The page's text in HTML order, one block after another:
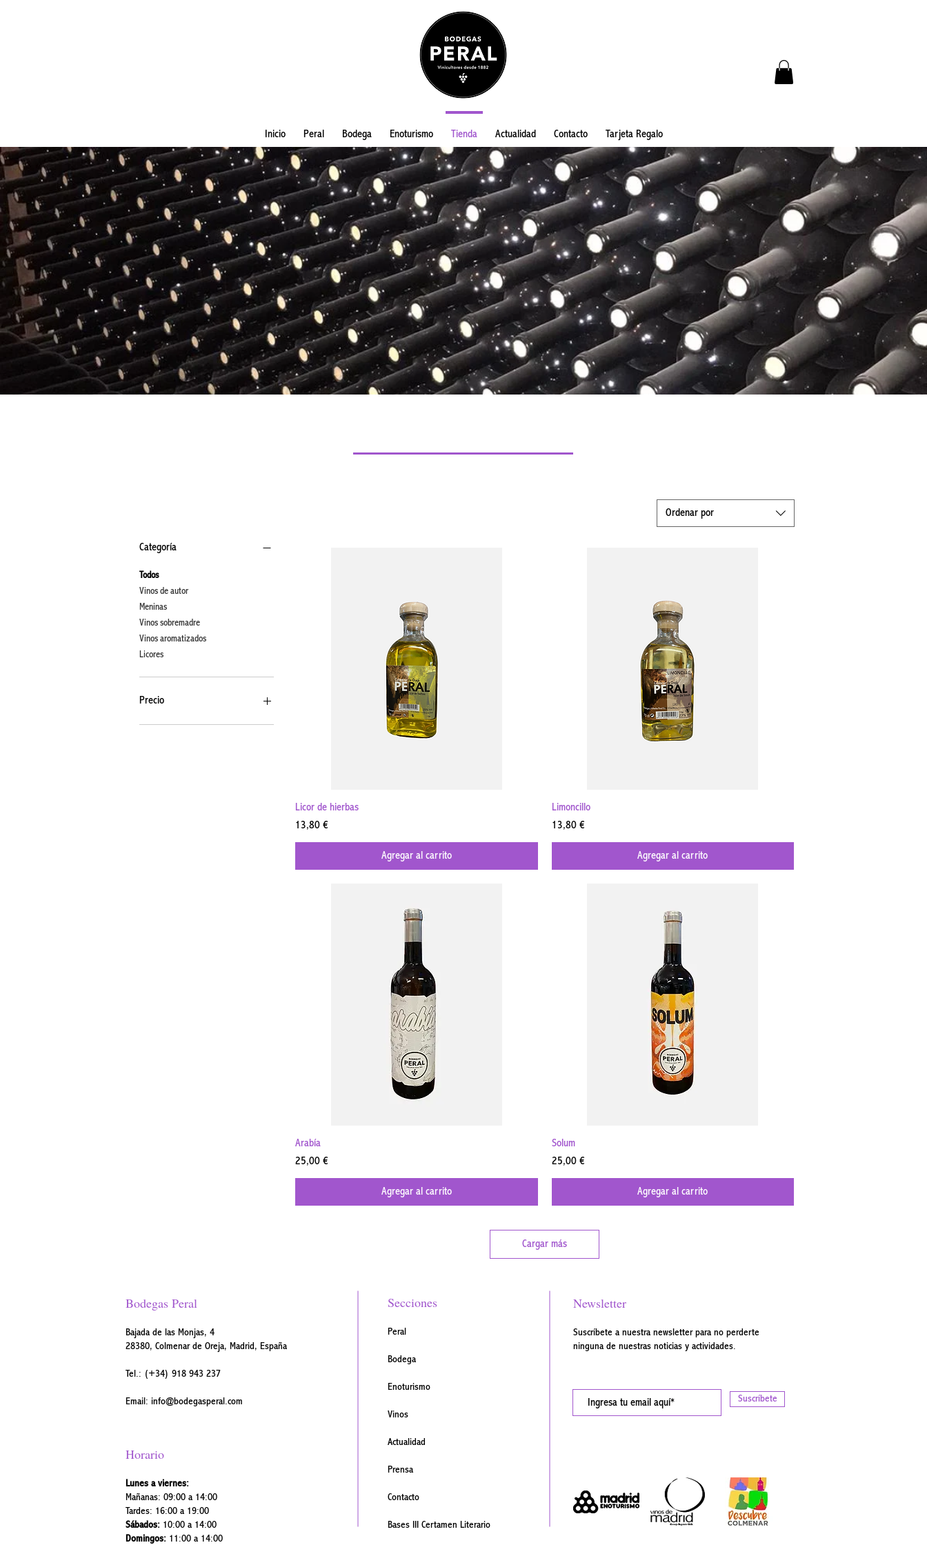
Inicio Peral Bodega Enoturismo Tienda Actualidad Contacto Tarjeta Regalo
Categoría
Todos
Vinos de autor
Meninas
Vinos sobremadre
Vinos aromatizados
Licores
Precio
Ordenar por
Licor de hierbas
Precio
13,80 €
Agregar al carrito
Limoncillo
Precio
13,80 €
Agregar al carrito
Arabía
Precio
25,00 €
Agregar al carrito
Solum
Precio
25,00 €
Agregar al carrito
Cargar más
Bodegas Peral
Bajada de las Monjas, 4
28380, Colmenar de Oreja, Madrid, España
Tel.: (+34) 918 943 237
Email: info@bodegasperal.com
Secciones
Peral
Bodega
Enoturismo
Vinos
Actualidad
Prensa
Contacto
Bases III Certamen Literario
Newsletter
Suscríbete a nuestra newsletter para no perderte
ninguna de nuestras noticias y actividades.
Suscríbete
Horario
Lunes a viernes:
Mañanas: 09:00 a 14:00
Tardes: 16:00 a 19:00
Sábados: 10:00 a 14:00
Domingos: 11:00 a 14:00